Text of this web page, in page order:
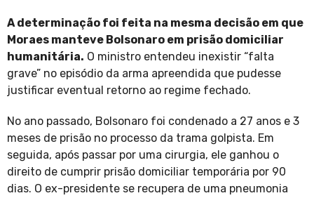
A determinação foi feita na mesma decisão em que
Moraes manteve Bolsonaro em prisão domiciliar
humanitária. O ministro entendeu inexistir “falta
grave” no episódio da arma apreendida que pudesse
justificar eventual retorno ao regime fechado.
No ano passado, Bolsonaro foi condenado a 27 anos e 3
meses de prisão no processo da trama golpista. Em
seguida, após passar por uma cirurgia, ele ganhou o
direito de cumprir prisão domiciliar temporária por 90
dias. O ex-presidente se recupera de uma pneumonia